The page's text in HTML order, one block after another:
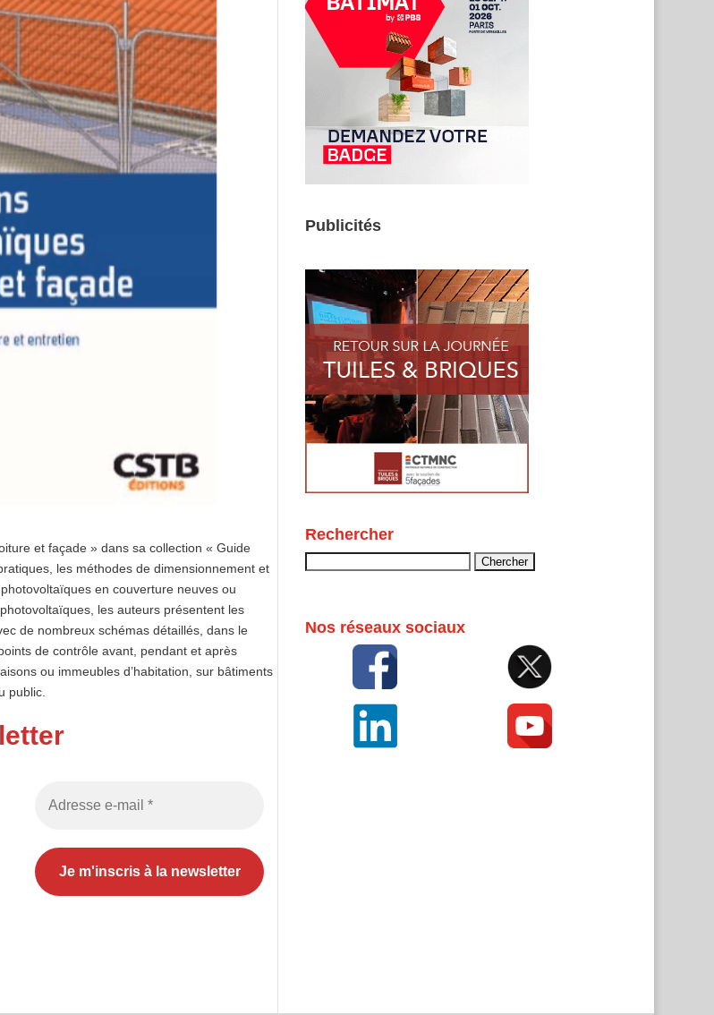
et façade » dans sa collection « Guide
les méthodes de dimensionnement et
en couverture neuves ou
les auteurs présentent les
de nombreux schémas détaillés, dans le
de contrôle avant, pendant et après
ou immeubles d’habitation, sur bâtiments
public.
Publicités
Rechercher
Nos réseaux sociaux